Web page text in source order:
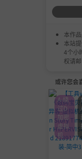
本作
本站
4个小
权请
或许您会
A-绕
过D
加密
虚拟
机